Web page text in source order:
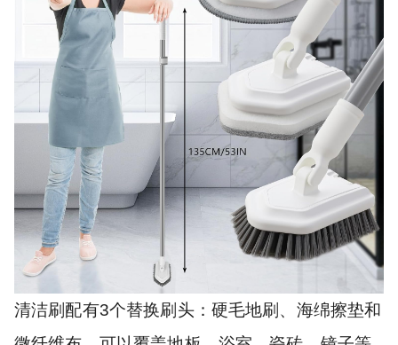
清洁刷配有3个替换刷头：硬毛地刷、海绵擦垫和